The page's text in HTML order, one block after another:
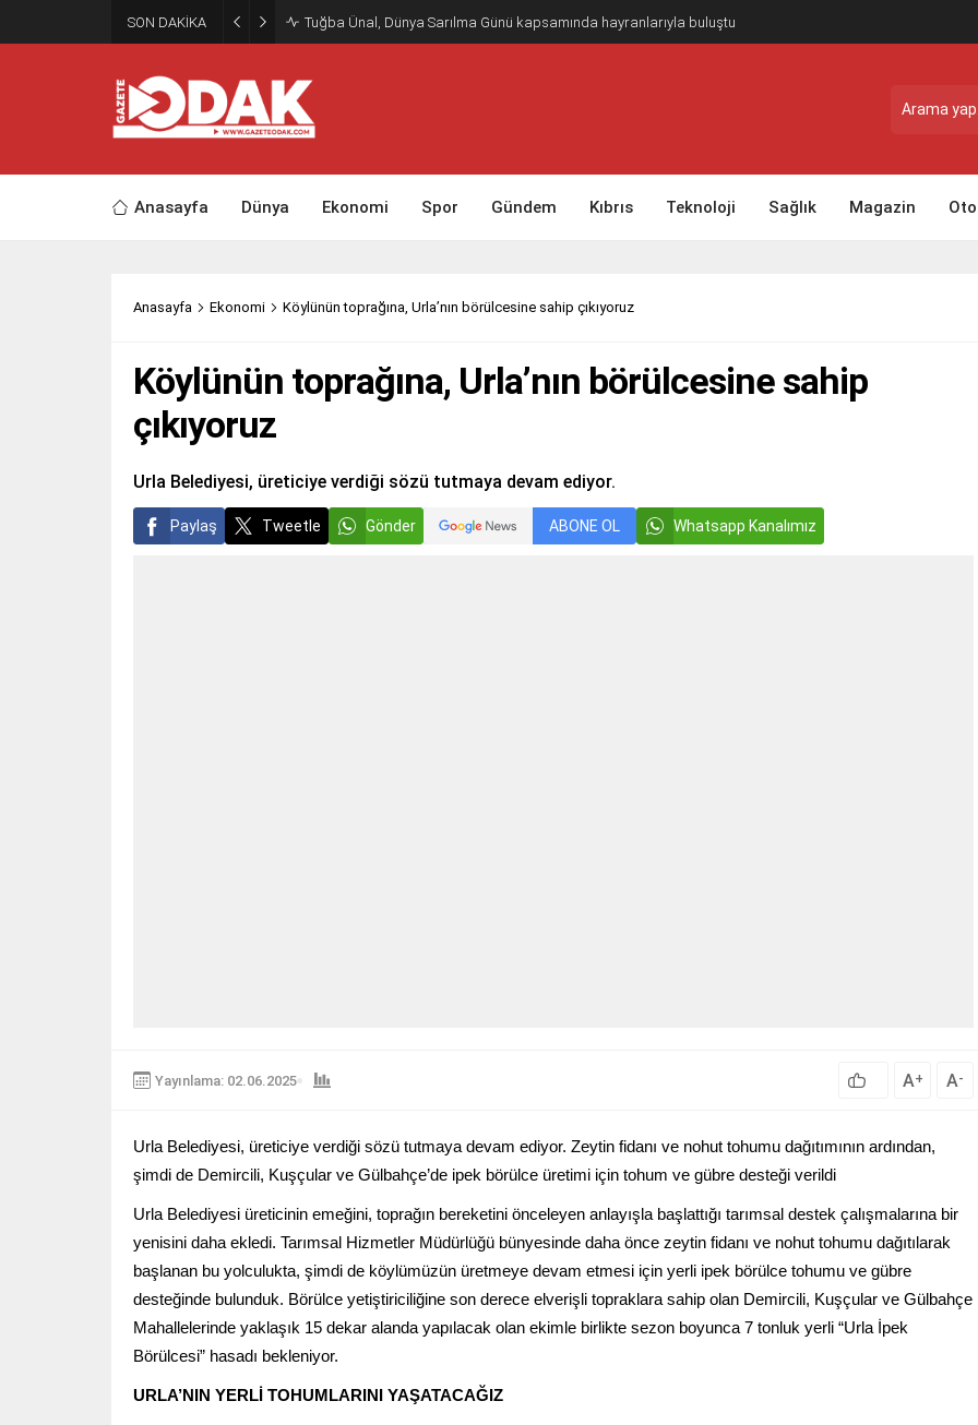
SON DAKİKA Tuğba Ünal, Dünya Sarılma Günü kapsamında hayranlarıyla buluştu
Anasayfa Dünya Ekonomi Spor Gündem Kıbrıs Teknoloji Sağlık Magazin
Anasayfa Ekonomi Köylünün toprağına, Urla’nın börülcesine sahip çıkıyoruz
Köylünün toprağına, Urla’nın börülcesine sahip
çıkıyoruz
Urla Belediyesi, üreticiye verdiği sözü tutmaya devam ediyor.
Paylaş Tweetle Gönder ABONE OL Whatsapp Kanalımız
Yayınlama: 02.06.2025 A+ A-
Urla Belediyesi, üreticiye verdiği sözü tutmaya devam ediyor. Zeytin fidanı ve nohut tohumu dağıtımının ardından,
şimdi de Demircili, Kuşçular ve Gülbahçe’de ipek börülce üretimi için tohum ve gübre desteği verildi
Urla Belediyesi üreticinin emeğini, toprağın bereketini önceleyen anlayışla başlattığı tarımsal destek çalışmalarına bir
yenisini daha ekledi. Tarımsal Hizmetler Müdürlüğü bünyesinde daha önce zeytin fidanı ve nohut tohumu dağıtılarak
başlanan bu yolculukta, şimdi de köylümüzün üretmeye devam etmesi için yerli ipek börülce tohumu ve gübre
desteğinde bulunduk. Börülce yetiştiriciliğine son derece elverişli topraklara sahip olan Demircili, Kuşçular ve Gülbahçe
Mahallelerinde yaklaşık 15 dekar alanda yapılacak olan ekimle birlikte sezon boyunca 7 tonluk yerli “Urla İpek
Börülcesi” hasadı bekleniyor.
URLA’NIN YERLİ TOHUMLARINI YAŞATACAĞIZ